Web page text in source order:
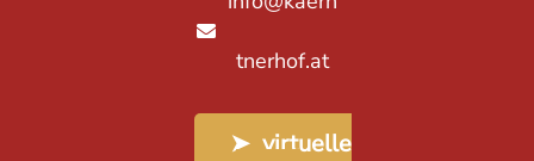
tnerhof.at
➤ virtuelle